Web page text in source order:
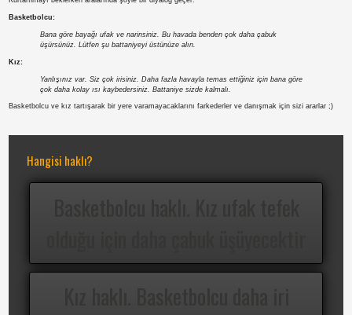
Basketbolcu:
Bana göre bayağı ufak ve narinsiniz. Bu havada benden çok daha çabuk
üşürsünüz. Lütfen şu battaniyeyi üstünüze alın.
Kız:
Yanlışınız var. Siz çok irisiniz. Daha fazla havayla temas ettiğiniz için bana göre
çok daha kolay ısı kaybedersiniz. Battaniye sizde kalmalı.
Basketbolcu ve kız tartışarak bir yere varamayacaklarını farkederler ve danışmak için sizi ararlar ;)
Hangisi haklı?